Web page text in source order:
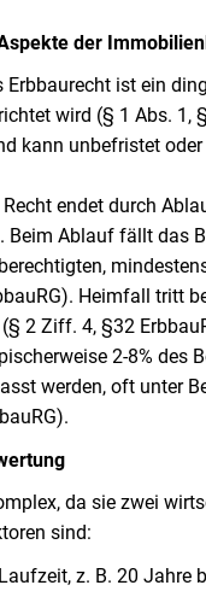
der
ist ein
wird (§ 1 Abs. 1,
kann unbefristet
endet durch
Beim Ablauf fällt das
Heimfall tritt
2 Ziff. 4, §32
2-8%
werden, oft unter
da sie zwei
sind:
z. B. 20 Jahre